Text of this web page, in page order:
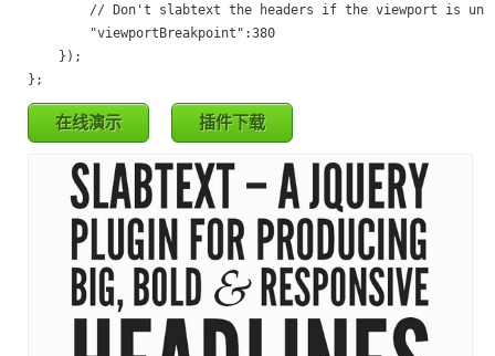
// Don't slabtext the headers if the viewport is
        "viewportBreakpoint":380
    });
};
在线演示 插件下载